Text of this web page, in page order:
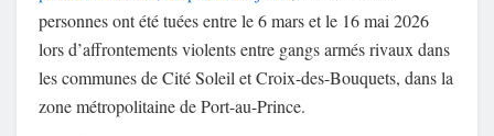
personnes ont été tuées entre le 6 mars et le 16 mai 2026
lors d’affrontements violents entre gangs armés rivaux dans
les communes de Cité Soleil et Croix-des-Bouquets, dans la
zone métropolitaine de Port-au-Prince.